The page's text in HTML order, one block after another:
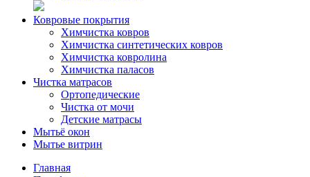
Ковровые покрытия
Химчистка ковров
Химчистка синтетических ковров
Химчистка ковролина
Химчистка паласов
Чистка матрасов
Ортопедические
Чистка от мочи
Детские матрасы
Мытьё окон
Мытье витрин
Главная